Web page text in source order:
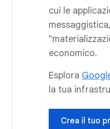
cui le
economico.
Esplora
la tua
Crea il tuo